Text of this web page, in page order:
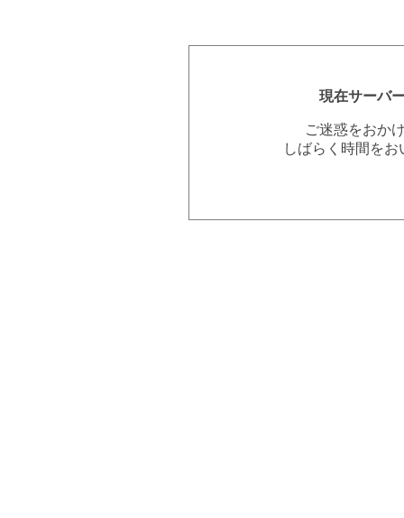
現在サーバ
ご迷惑をおか
しばらく時間を